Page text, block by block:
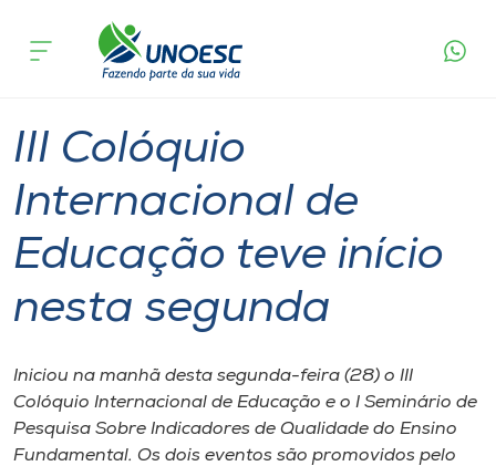
Cursos
Pesquisa
Atendimento ao Estudante
Portal de Ensino
A
Unoesc
acontece
III Colóquio
Internacional de
Educação teve início
nesta segunda
Iniciou na manhã desta segunda-feira (28) o III
Colóquio Internacional de Educação e o I Seminário de
Pesquisa Sobre Indicadores de Qualidade do Ensino
Fundamental. Os dois eventos são promovidos pelo